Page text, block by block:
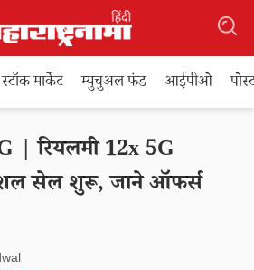
स्टॉक मार्केट म्युचुअल फंड आईपीओ
| रियलमी 12x 5G
सेल शुरू, जाने ऑफर्स